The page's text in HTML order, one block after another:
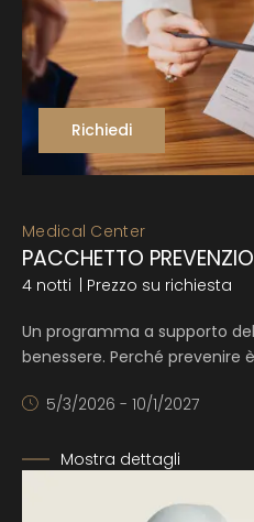
Richiedi
Medical Center
PACCHETTO
4 notti | Prezzo su richiesta
Un programma a supporto
benessere. Perché prevenire
5/3/2026 - 10/1/2027
Mostra dettagli